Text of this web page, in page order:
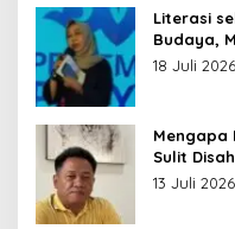
Literasi
Budaya,
18 Juli 2026
Mengapa
Sulit
13 Juli 2026